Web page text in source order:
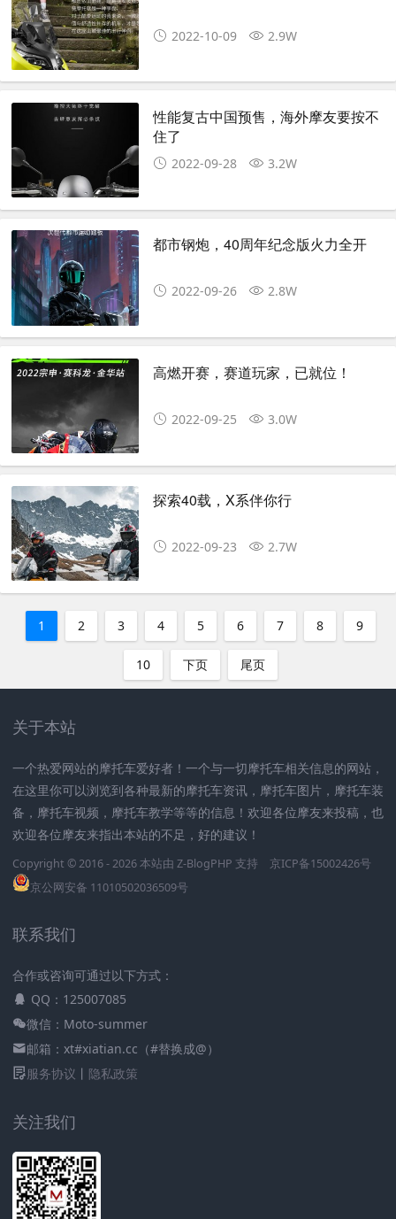
2022-10-09 2.9W
性能复古中国预售，海外摩友要按不
住了
2022-09-28 3.2W
都市钢炮，40周年纪念版火力全开
2022-09-26 2.8W
高燃开赛，赛道玩家，已就位！
2022-09-25 3.0W
探索40载，X系伴你行
2022-09-23 2.7W
1 2 3 4 5 6 7 8 9
10 下页 尾页
关于本站
一个热爱网站的摩托车爱好者！一个与一切摩托车相关信息的网站，
在这里你可以浏览到各种最新的摩托车资讯，摩托车图片，摩托车装
备，摩托车视频，摩托车教学等等的信息！欢迎各位摩友来投稿，也
欢迎各位摩友来指出本站的不足，好的建议！
Copyright © 2016 - 2026 本站由 Z-BlogPHP 支持
京ICP备15002426号
京公网安备 11010502036509号
联系我们
合作或咨询可通过以下方式：
QQ：125007085
微信：Moto-summer
邮箱：xt#xiatian.cc（#替换成@）
服务协议 丨 隐私政策
关注我们